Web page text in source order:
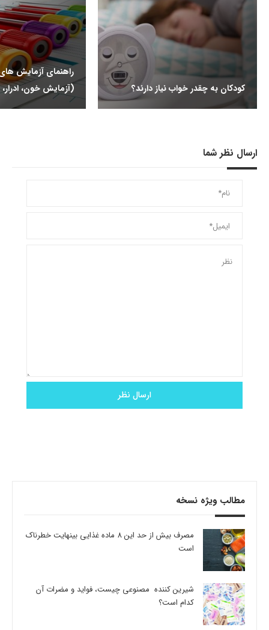
کودکان به چقدر خواب نیاز دارند؟
راهنمای آزمایش
(آزمایش خون،
ارسال نظر شما
مطالب ویژه نسخه
مصرف بیش از حد این 8 ماده غذایی بینهایت خطرناک
است
شیرین کننده مصنوعی چیست، فواید و مضرات آن
کدام است؟